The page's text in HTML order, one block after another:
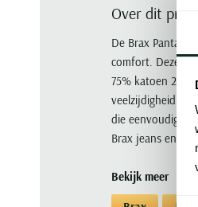
Over dit
De Brax
comfort. Deze
75% katoen 20%
veelzijdigheid
die eenvoudig te
Brax jeans en
Bekijk meer